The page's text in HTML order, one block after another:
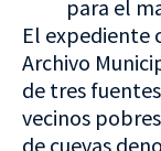
para el
El expediente
Archivo
de tres
vecinos
de cuevas